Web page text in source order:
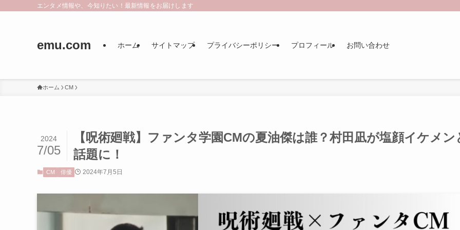
エンタメ情報や、今知りたい！最新情報をお届けします
emu.com ホーム サイトマップ プライバシーポリシー プロフィール お問い合わせ
ホーム CM
【呪術廻戦】ファンタ学園CMの夏油傑は誰？村田凪が塩顔イケメン
話題に！
2024
7/05
CM 俳優 2024年7月5日